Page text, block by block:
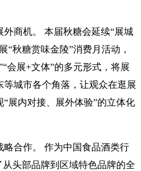
外商机。 本届秋糖会延续“展城
“秋糖赏味金陵”消费月活动，
会展+文体”的多元形式，将展
城市各个角落，让观众在逛展
展内对接、展外体验”的立体化
略合作。 作为中国食品酒类行
头部品牌到区域特色品牌的全